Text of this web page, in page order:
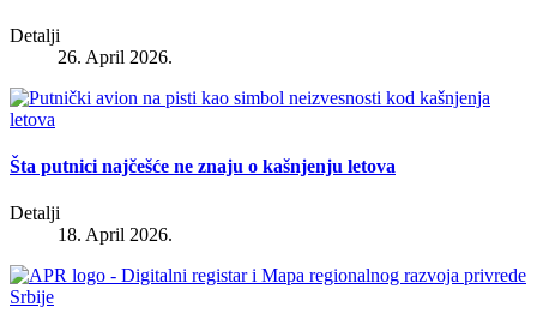
Detalji
26. April 2026.
Šta putnici najčešće ne znaju o kašnjenju letova
Detalji
18. April 2026.